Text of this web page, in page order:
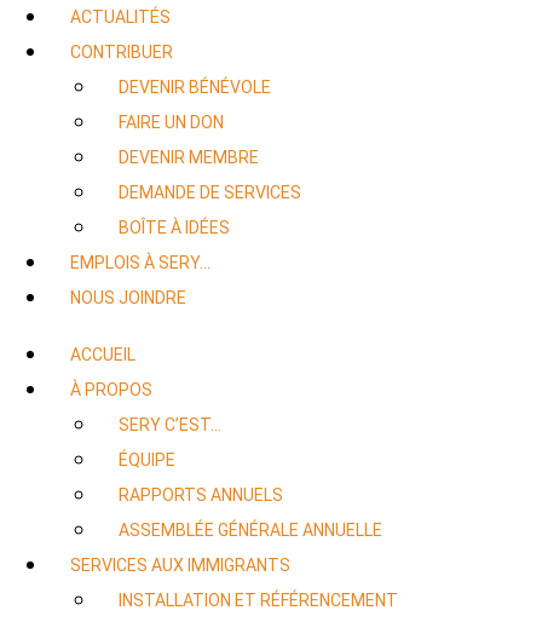
ACTUALITÉS
CONTRIBUER
DEVENIR BÉNÉVOLE
FAIRE UN DON
DEVENIR MEMBRE
DEMANDE DE SERVICES
BOÎTE À IDÉES
EMPLOIS À SERY…
NOUS JOINDRE
ACCUEIL
À PROPOS
SERY C’EST…
ÉQUIPE
RAPPORTS ANNUELS
ASSEMBLÉE GÉNÉRALE ANNUELLE
SERVICES AUX IMMIGRANTS
INSTALLATION ET RÉFÉRENCEMENT